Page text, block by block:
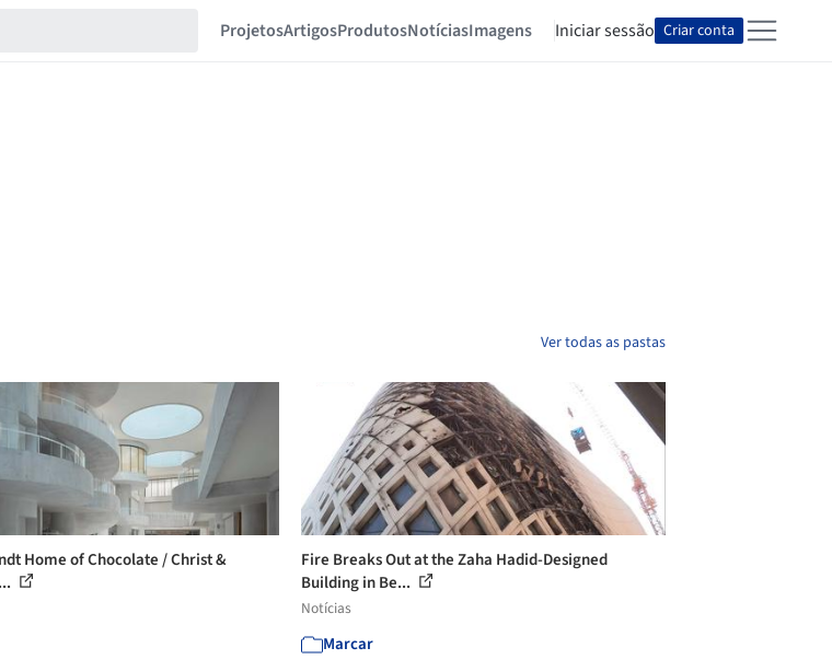
ProjetosArtigosProdutosNotíciasImagens Iniciar sessão Criar conta
Ver todas as pastas
Home of Chocolate / Christ &
Fire Breaks Out at the Zaha Hadid-Designed
Building in Be...
Notícias
Marcar